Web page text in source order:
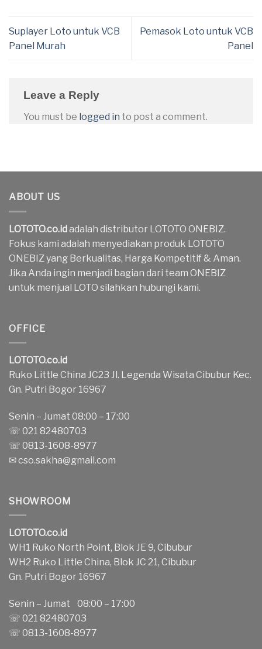
Suplayer Loto untuk VCB
Panel Murah
Pemasok Loto untuk VCB
Panel
Leave a Reply
You must be logged in to post a comment.
ABOUT US
LOTOTO.co.idadalah distributor LOTOTO ONEBIZ.
Fokus kami adalah menyediakan produk LOTOTO
ONEBIZ yang Berkualitas, Harga Kompetitif & Aman.
Jika Anda ingin menjadi bagian dari team ONEBIZ
untuk menjual LOTO silahkan hubungi kami.
OFFICE
LOTOTO.co.id
Ruko Little China JC23 Jl. Legenda Wisata Cibubur Kec.
Gn. Putri Bogor 16967
Senin – Jumat 08:00 – 17:00
☏ 021 82480703
☏ 0813-1608-8977
✉cso.sakha@gmail.com
SHOWROOM
LOTOTO.co.id
WH1 Ruko North Point, Blok JE 9, Cibubur
WH2 Ruko Little China, Blok JC 21, Cibubur
Gn. Putri Bogor 16967
Senin – Jumat 08:00 – 17:00
☏ 021 82480703
☏ 0813-1608-8977